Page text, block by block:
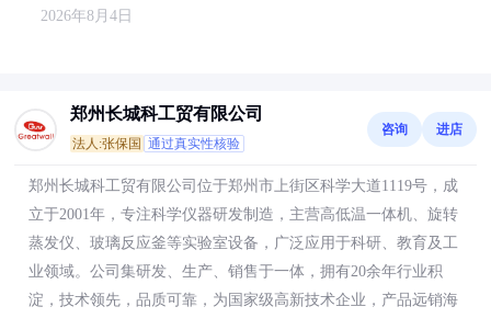
2026年8月4日
郑州长城科工贸有限公司
法人:张保国 通过真实性核验
咨询 进店
郑州长城科工贸有限公司位于郑州市上街区科学大道1119号，成
立于2001年，专注科学仪器研发制造，主营高低温一体机、旋转
蒸发仪、玻璃反应釜等实验室设备，广泛应用于科研、教育及工
业领域。公司集研发、生产、销售于一体，拥有20余年行业积
淀，技术领先，品质可靠，为国家级高新技术企业，产品远销海